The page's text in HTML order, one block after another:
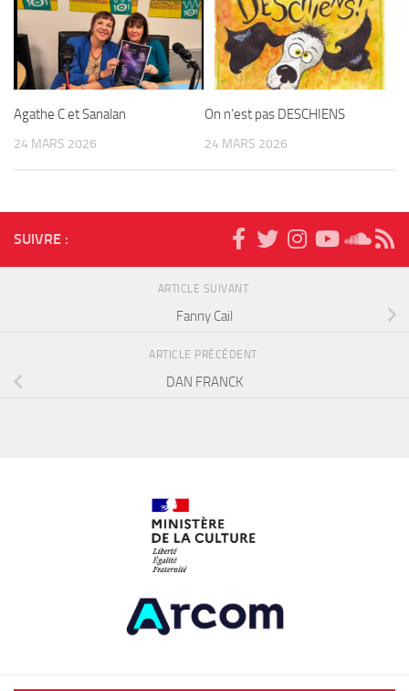
Agathe C et Sanalan
24 MARS 2026
On n’est pas DESCHIENS
24 MARS 2026
SUIVRE :
ARTICLE SUIVANT
Fanny Cail
ARTICLE PRÉCÉDENT
DAN FRANCK